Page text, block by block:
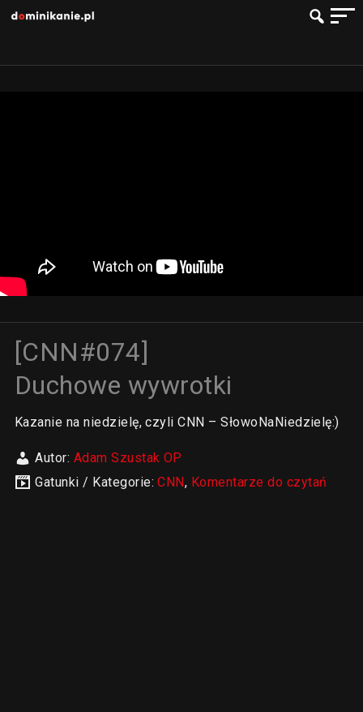
[CNN#074]
Duchowe wywrotki
Kazanie na niedzielę, czyli CNN – SłowoNaNiedzielę:)
Autor: Adam Szustak OP
Gatunki / Kategorie:CNN, Komentarze do czytań